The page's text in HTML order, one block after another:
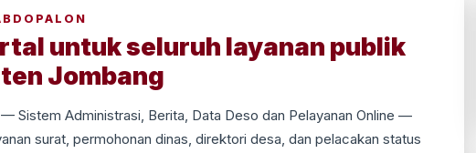
untuk seluruh layanan publik
Jombang
— Sistem Administrasi, Berita, Data Deso dan Pelayanan Online —
surat, permohonan dinas, direktori desa, dan pelacakan status